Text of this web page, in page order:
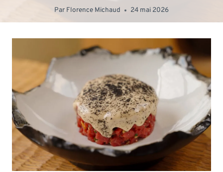
Par Florence Michaud 24 mai 2026